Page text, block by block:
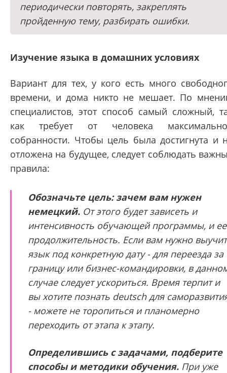
периодически повторять, закреплять
пройденную тему, разбирать ошибки.
Изучение языка в домашних условиях
Вариант для тех, у кого есть много
времени, и дома никто не мешает. По
специалистов, этот способ самый сложный,
как требует от человека
собранности. Чтобы цель была достигнута и
отложена на будущее, следует соблюдать
правила:
Обозначьте цель: зачем вам нужен
немецкий. От этого будет зависеть и
интенсивность обучающей программы, и ее
продолжительность. Если вам нужно
язык под конкретную дату - для переезда за
границу или бизнес-командировки, в
случае следует ускориться. Время терпит и
вы хотите познать deutsch для
- можете не торопиться и планомерно
переходить от этапа к этапу.
Определившись с задачами, подберите
способы и методики обучения. При уже